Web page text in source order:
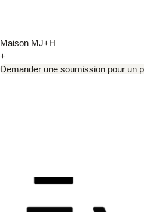
Maison MJ+H
+
Demander une soumission pour un